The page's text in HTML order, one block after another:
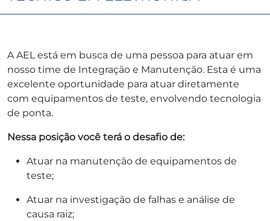
A AEL está em busca de uma pessoa para atuar em
nosso time de Integração e Manutenção. Esta é uma
excelente oportunidade para atuar diretamente
com equipamentos de teste, envolvendo tecnologia
de ponta.
Nessa posição você terá o desafio de:
Atuar na manutenção de equipamentos de
teste;
Atuar na investigação de falhas e análise de
causa raiz;